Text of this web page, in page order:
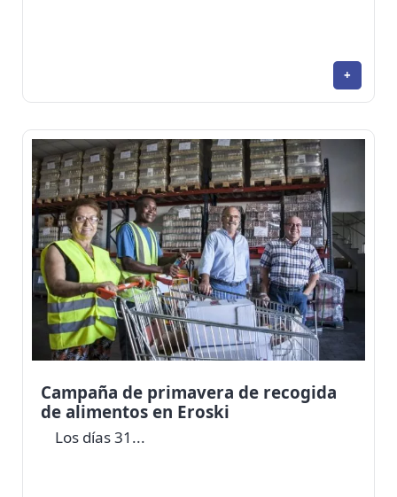
+
Campaña de primavera de recogida
de alimentos en Eroski
Los días 31...